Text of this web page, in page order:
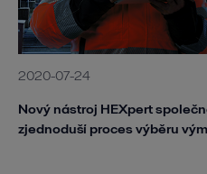
2020-07-24
Nový nástroj HEXpert
zjednoduší proces výběru